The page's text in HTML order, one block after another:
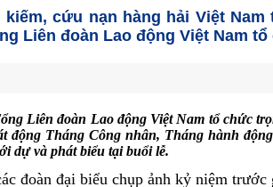
cứu nạn hàng hải Việt
Liên đoàn Lao động Việt Nam
Liên đoàn Lao động Việt Nam tổ chức
động Tháng Công nhân, Tháng hành
dự và phát biểu tại buổi lễ.
đoàn đại biểu chụp ảnh kỷ niệm trước